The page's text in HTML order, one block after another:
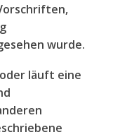
wurde.
läuft eine